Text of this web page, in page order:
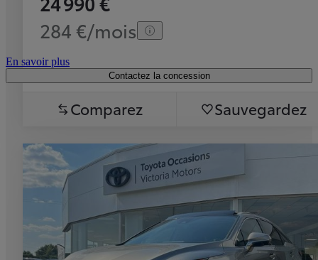
284 €/mois
En savoir plus
Contactez la concession
Comparez Sauvegardez